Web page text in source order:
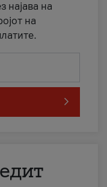
најава на
на